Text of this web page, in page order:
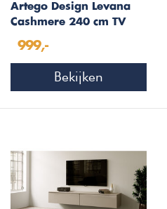
Artego Design Levana
Cashmere 240 cm TV
999,-
Bekijken